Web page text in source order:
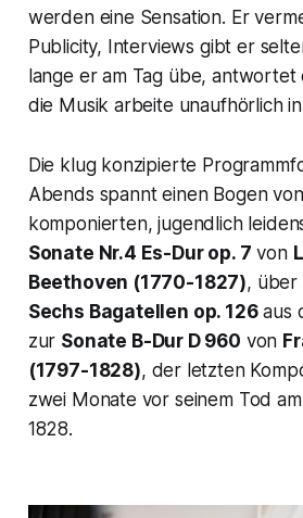
werden eine Sensation. Er
Publicity, Interviews gibt er
lange er am Tag übe,
die Musik arbeite unaufhörlich in
Die klug konzipierte
Abends spannt einen Bogen
komponierten, jugendlich
Sonate Nr.4 Es-Dur op. 7 von
Beethoven (1770-1827), über
Sechs Bagatellen op. 126aus
zur Sonate B-Dur D 960 von
(1797-1828), der letzten
zwei Monate vor seinem Tod
1828.